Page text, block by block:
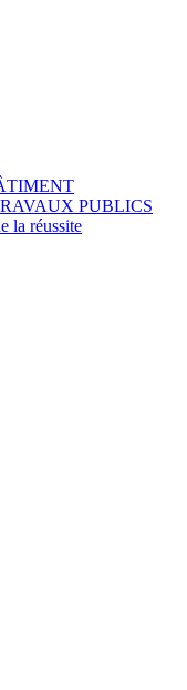
PUBLICS
la réussite